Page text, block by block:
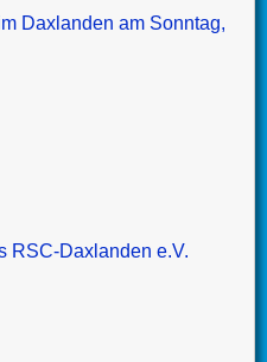
Daxlanden am Sonntag,
RSC-Daxlanden e.V.